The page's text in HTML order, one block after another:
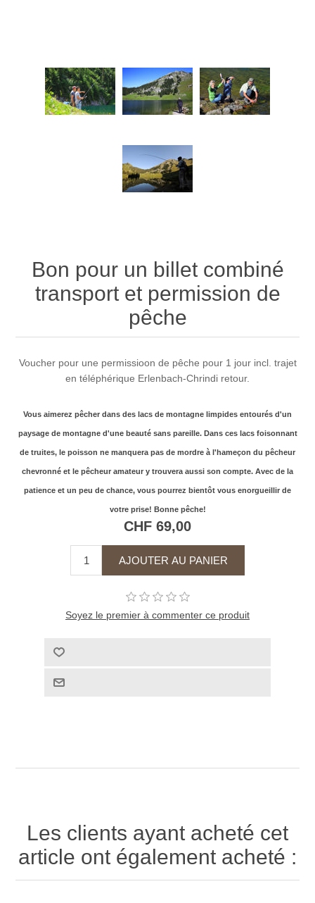
Bon pour un billet combiné
transport et permission de
pêche
Voucher pour une permissioon de pêche pour 1 jour incl. trajet
en téléphérique Erlenbach-Chrindi retour.
Vous aimerez pêcher dans des lacs de montagne limpides entourés d'un
paysage de montagne d'une beauté sans pareille. Dans ces lacs foisonnant
de truites, le poisson ne manquera pas de mordre à l'hameçon du pêcheur
chevronné et le pêcheur amateur y trouvera aussi son compte. Avec de la
patience et un peu de chance, vous pourrez bientôt vous enorgueillir de
votre prise! Bonne pêche!
CHF 69,00
Soyez le premier à commenter ce produit
Les clients ayant acheté cet
article ont également acheté :